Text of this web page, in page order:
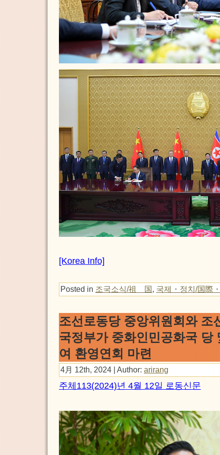
[Korea Info]
Posted in 조국소식/祖 国, 국제・정치/国際
조선로동당 중앙위원회와 조
국정부가 중화인민공화국 당
여 환영연회 마련
4月 12th, 2024 | Author: arirang
주체113(2024)년 4월 12일 로동신문